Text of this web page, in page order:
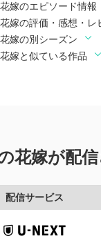
嫁のエピソード情報
嫁の評価・感想・レ
嫁の別シーズン
嫁と似ている作品
花嫁が配
配信サービス